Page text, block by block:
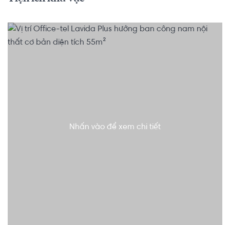
Nhấn vào để xem chi tiết